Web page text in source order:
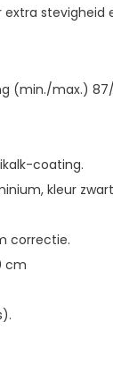
stevigheid
(min./max.)
coating.
kleur
correctie.
cm